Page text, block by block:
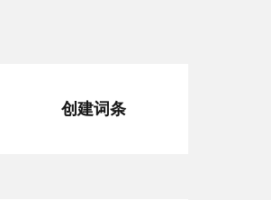
创建词条